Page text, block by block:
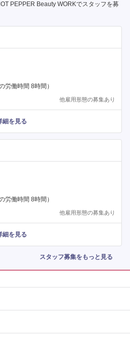
PEPPER Beauty WORKでスタッフを募
労働時間 8時間）
他雇用形態の募集あり
細を見る
労働時間 8時間）
他雇用形態の募集あり
細を見る
スタッフ募集をもっと見る